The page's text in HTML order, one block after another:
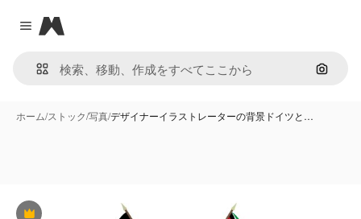
Close menu
Magnific
画像で
ホーム/ストック/写真/デザイナーイラストレーターの背景ドイツと…